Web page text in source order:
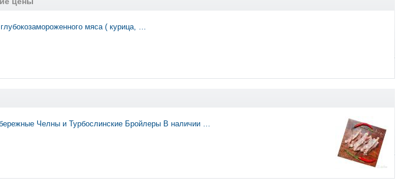
мяса ( курица, …
Челны и Турбослинские Бройлеры В наличии …